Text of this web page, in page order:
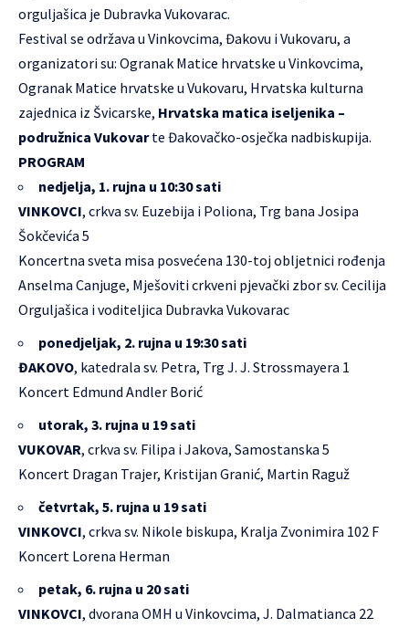
orguljašica je Dubravka Vukovarac.
Festival se održava u Vinkovcima, Đakovu i Vukovaru, a
organizatori su: Ogranak Matice hrvatske u Vinkovcima,
Ogranak Matice hrvatske u Vukovaru, Hrvatska kulturna
zajednica iz Švicarske, Hrvatska matica iseljenika –
podružnica Vukovarte Đakovačko-osječka nadbiskupija.
PROGRAM
nedjelja, 1. rujna u 10:30 sati
VINKOVCI, crkva sv. Euzebija i Poliona, Trg bana Josipa
Šokčevića 5
Koncertna sveta misa posvećena 130-toj obljetnici rođenja
Anselma Canjuge, Mješoviti crkveni pjevački zbor sv. Cecilija
Orguljašica i voditeljica Dubravka Vukovarac
ponedjeljak, 2. rujna u 19:30 sati
ĐAKOVO, katedrala sv. Petra, Trg J. J. Strossmayera 1
Koncert Edmund Andler Borić
utorak, 3. rujna u 19 sati
VUKOVAR, crkva sv. Filipa i Jakova, Samostanska 5
Koncert Dragan Trajer, Kristijan Granić, Martin Raguž
četvrtak, 5. rujna u 19 sati
VINKOVCI, crkva sv. Nikole biskupa, Kralja Zvonimira 102 F
Koncert Lorena Herman
petak, 6. rujna u 20 sati
VINKOVCI, dvorana OMH u Vinkovcima, J. Dalmatianca 22